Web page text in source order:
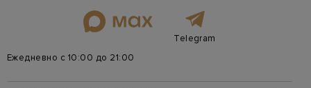
Telegram
Ежедневно с 10:00 до 21:00